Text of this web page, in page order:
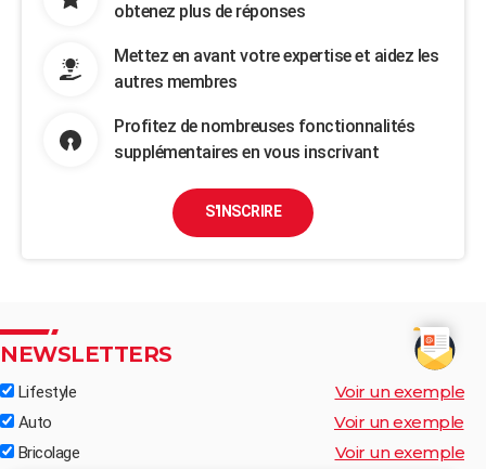
obtenez plus de réponses
Mettez en avant votre expertise et aidez les
autres membres
Profitez de nombreuses fonctionnalités
supplémentaires en vous inscrivant
S'INSCRIRE
NEWSLETTERS
Lifestyle Voir un exemple
Auto Voir un exemple
Bricolage Voir un exemple